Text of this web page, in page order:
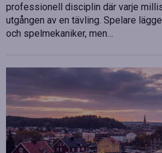
professionell disciplin där varje
utgången av en tävling. Spelare
och spelmekaniker, men…